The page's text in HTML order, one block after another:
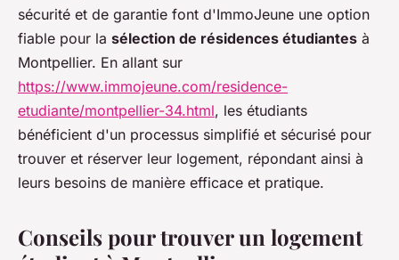
sécurité et de garantie font d'ImmoJeune une option
fiable pour la sélection de résidences étudiantes à
Montpellier. En allant sur
https://www.immojeune.com/residence-
etudiante/montpellier-34.html, les étudiants
bénéficient d'un processus simplifié et sécurisé pour
trouver et réserver leur logement, répondant ainsi à
leurs besoins de manière efficace et pratique.
Conseils pour trouver un logement